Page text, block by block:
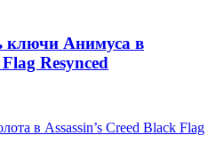
ключи Анимуса в
Resynced